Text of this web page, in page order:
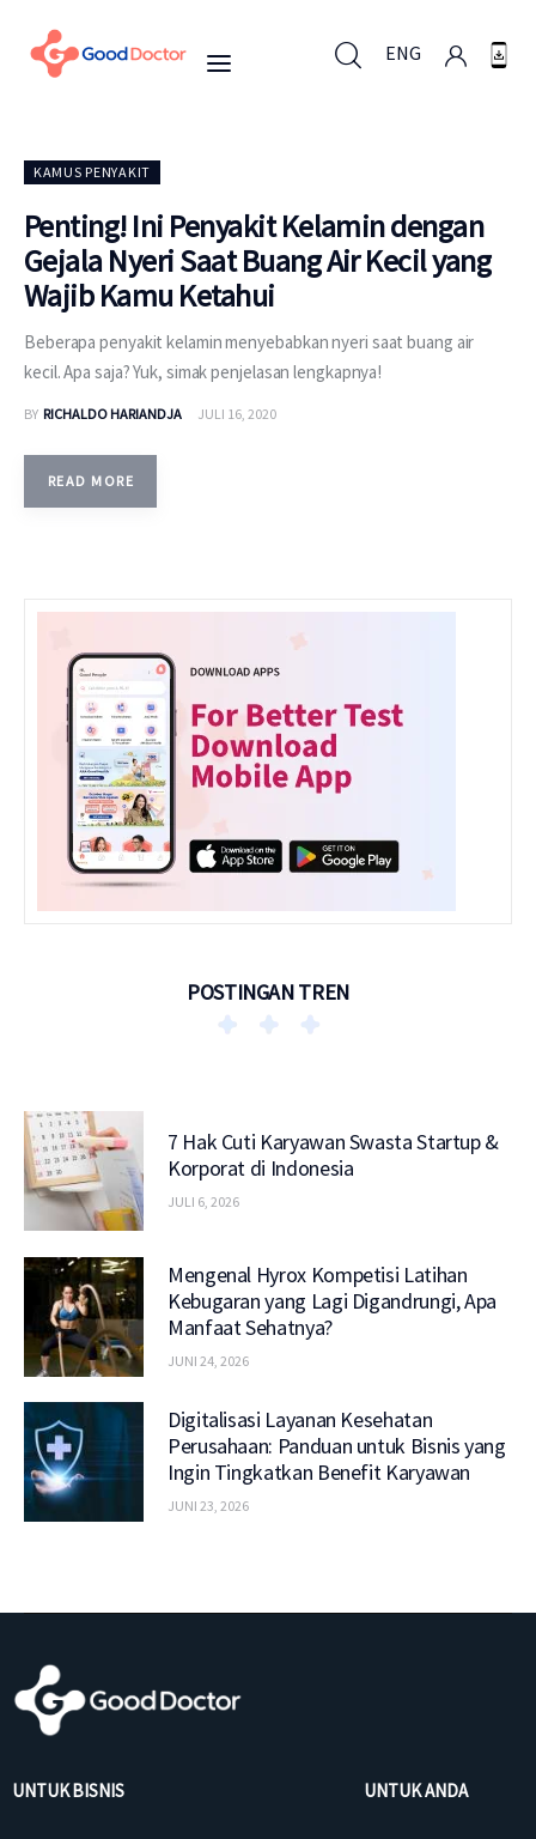
ENG
Untuk Bisnis
Untuk Anda
Mengapa Good Doctor
Berita
Layanan
KAMUS PENYAKIT
Penting! Ini Penyakit Kelamin dengan
Gejala Nyeri Saat Buang Air Kecil yang
Wajib Kamu Ketahui
Beberapa penyakit kelamin menyebabkan nyeri saat buang air
kecil. Apa saja? Yuk, simak penjelasan lengkapnya!
BY RICHALDO HARIANDJA JULI 16, 2020
READ MORE
POSTINGAN TREN
7 Hak Cuti Karyawan Swasta Startup &
Korporat di Indonesia
JULI 6, 2026
Mengenal Hyrox Kompetisi Latihan
Kebugaran yang Lagi Digandrungi, Apa
Manfaat Sehatnya?
JUNI 24, 2026
Digitalisasi Layanan Kesehatan
Perusahaan: Panduan untuk Bisnis yang
Ingin Tingkatkan Benefit Karyawan
JUNI 23, 2026
UNTUK BISNIS UNTUK ANDA